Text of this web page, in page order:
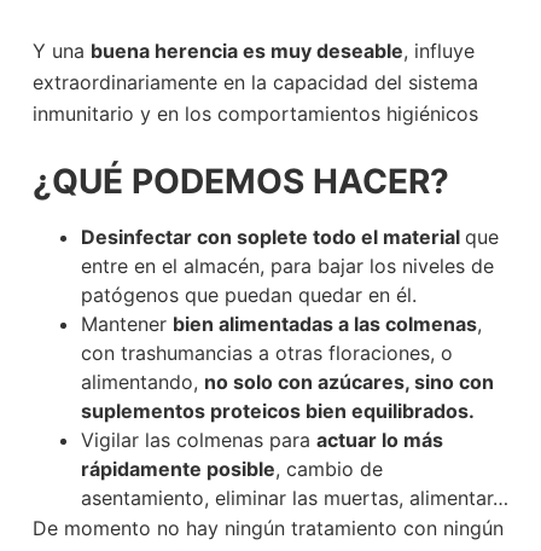
Y una buena herencia es muy deseable, influye
extraordinariamente en la capacidad del sistema
inmunitario y en los comportamientos higiénicos
¿QUÉ PODEMOS HACER?
Desinfectar con soplete todo el material que
entre en el almacén, para bajar los niveles de
patógenos que puedan quedar en él.
Mantener bien alimentadas a las colmenas,
con trashumancias a otras floraciones, o
alimentando, no solo con azúcares, sino con
suplementos proteicos bien equilibrados.
Vigilar las colmenas para actuar lo más
rápidamente posible, cambio de
asentamiento, eliminar las muertas, alimentar…
De momento no hay ningún tratamiento con ningún